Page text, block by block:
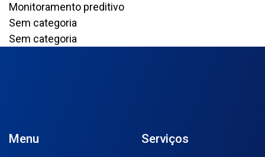
Monitoramento preditivo
Sem categoria
Sem categoria
Menu Serviços